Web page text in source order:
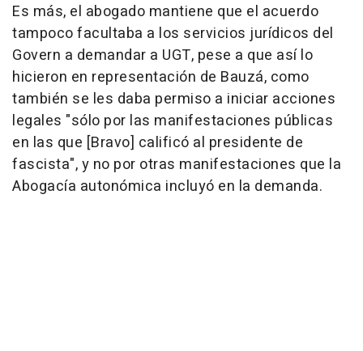
Es más, el abogado mantiene que el acuerdo
tampoco facultaba a los servicios jurídicos del
Govern a demandar a UGT, pese a que así lo
hicieron en representación de Bauzá, como
también se les daba permiso a iniciar acciones
legales "sólo por las manifestaciones públicas
en las que [Bravo] calificó al presidente de
fascista", y no por otras manifestaciones que la
Abogacía autonómica incluyó en la demanda.